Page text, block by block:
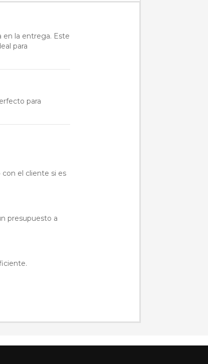
en la entrega. Este
para
para
el cliente si es
presupuesto a